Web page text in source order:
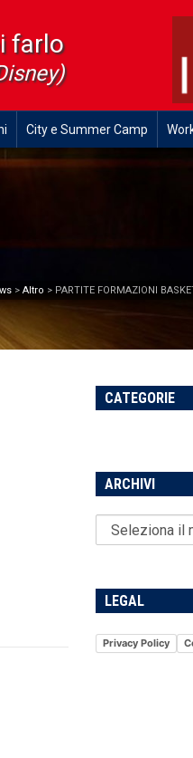
farlo
City e Summer Camp
> Altro > PARTITE FORMAZIONI
CATEGORIE
ARCHIVI
LEGAL
Privacy Policy